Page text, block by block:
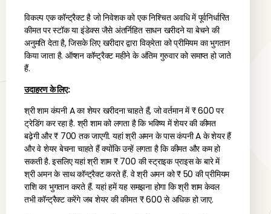
विकल्प एक कॉन्ट्रैक्ट है जो निवेशक को एक निश्चित अवधि में पूर्वनिर्धारित
कीमत पर स्टॉक या इंडेक्स जैसे अंतर्निहित साधन खरीदने या बेचने की
अनुमति देता है, जिसके लिए खरीदार द्वारा विक्रेता को प्रीमियम का भुगतान
किया जाता है. ऑप्शन कॉन्ट्रैक्ट महीने के अंतिम गुरुवार को समाप्त हो जाते
हैं.
उदाहरण के लिए:
श्री शाम कंपनी A का शेयर खरीदना चाहते हैं, जो वर्तमान में ₹ 600 पर
ट्रेडिंग कर रहा है. श्री शाम को लगता है कि भविष्य में शेयर की कीमत
बढ़ेगी और ₹ 700 तक जाएगी. यहां श्री अमन के पास कंपनी A के शेयर हैं
और वे शेयर बेचना चाहते हैं क्योंकि उन्हें लगता है कि कीमत और कम हो
सकती है. इसलिए यहां श्री शाम ₹ 700 की स्ट्राइक प्राइस के बारे में
श्री अमन के साथ कॉन्ट्रैक्ट करते हैं. वे श्री अमन को ₹ 50 की प्रीमियम
राशि का भुगतान करते हैं. यहां हमें यह समझना होगा कि श्री शाम केवल
तभी कॉन्ट्रैक्ट करेंगे जब शेयर की कीमत ₹ 600 से अधिक हो जाए.